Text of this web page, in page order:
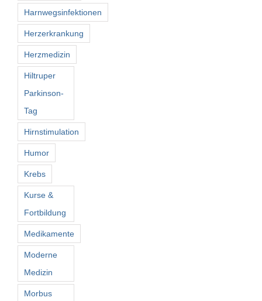
Harnwegsinfektionen
Herzerkrankung
Herzmedizin
Hiltruper
Parkinson-
Tag
Hirnstimulation
Humor
Krebs
Kurse &
Fortbildung
Medikamente
Moderne
Medizin
Morbus